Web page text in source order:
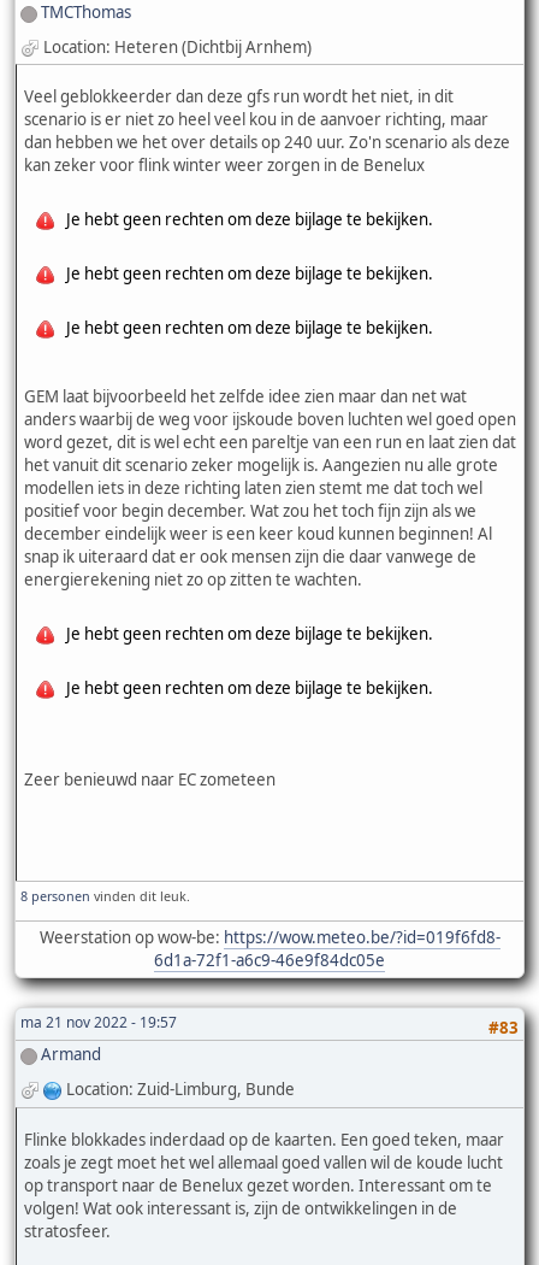
TMCThomas
Location: Heteren (Dichtbij Arnhem)
Veel geblokkeerder dan deze gfs run wordt het niet, in dit
scenario is er niet zo heel veel kou in de aanvoer richting, maar
dan hebben we het over details op 240 uur. Zo'n scenario als deze
kan zeker voor flink winter weer zorgen in de Benelux
Je hebt geen rechten om deze bijlage te bekijken.
Je hebt geen rechten om deze bijlage te bekijken.
Je hebt geen rechten om deze bijlage te bekijken.
GEM laat bijvoorbeeld het zelfde idee zien maar dan net wat
anders waarbij de weg voor ijskoude boven luchten wel goed open
word gezet, dit is wel echt een pareltje van een run en laat zien dat
het vanuit dit scenario zeker mogelijk is. Aangezien nu alle grote
modellen iets in deze richting laten zien stemt me dat toch wel
positief voor begin december. Wat zou het toch fijn zijn als we
december eindelijk weer is een keer koud kunnen beginnen! Al
snap ik uiteraard dat er ook mensen zijn die daar vanwege de
energierekening niet zo op zitten te wachten.
Je hebt geen rechten om deze bijlage te bekijken.
Je hebt geen rechten om deze bijlage te bekijken.
Zeer benieuwd naar EC zometeen
8 personen vinden dit leuk.
Weerstation op wow-be: https://wow.meteo.be/?id=019f6fd8-
6d1a-72f1-a6c9-46e9f84dc05e
ma 21 nov 2022 - 19:57
#83
Armand
Location: Zuid-Limburg, Bunde
Flinke blokkades inderdaad op de kaarten. Een goed teken, maar
zoals je zegt moet het wel allemaal goed vallen wil de koude lucht
op transport naar de Benelux gezet worden. Interessant om te
volgen! Wat ook interessant is, zijn de ontwikkelingen in de
stratosfeer.